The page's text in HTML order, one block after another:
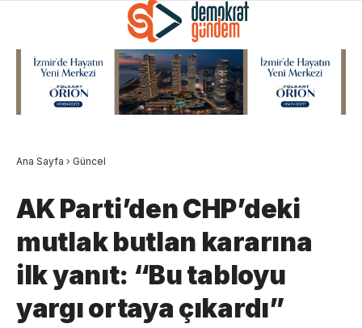
Ana Sayfa › Güncel
AK Parti’den CHP’deki
mutlak butlan kararına
ilk yanıt: “Bu tabloyu
yargı ortaya çıkardı”